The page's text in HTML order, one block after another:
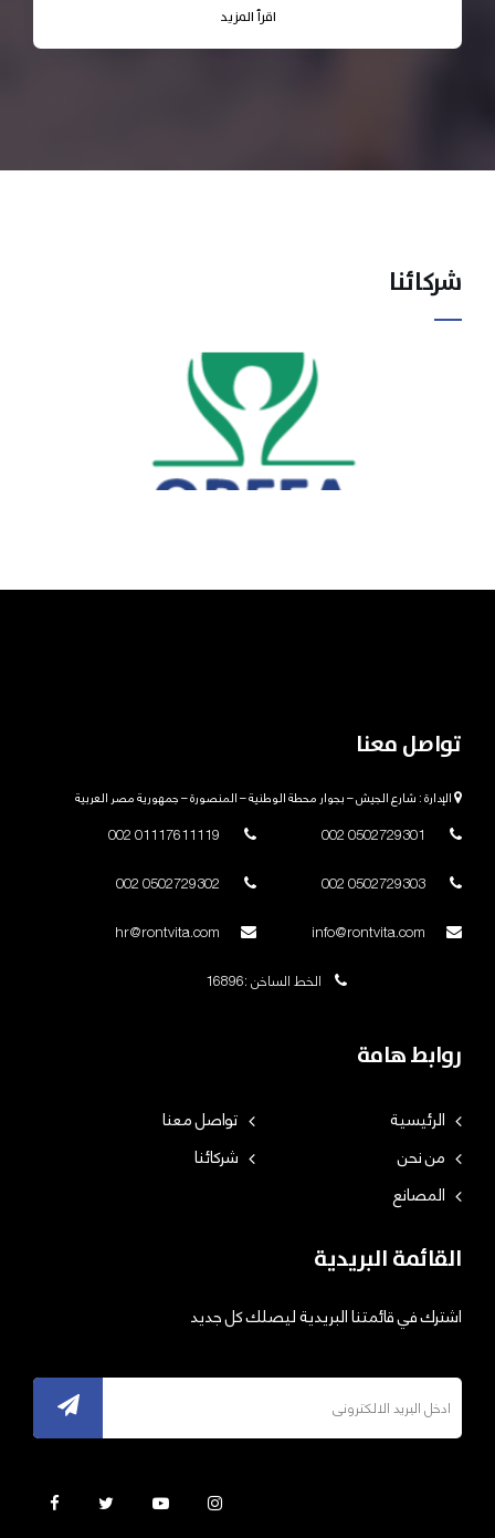
اقرأ المزيد
شركائنا
تواصل معنا
الإدارة : شارع الجيش – بجوار محطة الوطنية – المنصورة – جمهورية مصر العربية
الخط الساخن :16896
روابط هامة
الرئيسية
تواصل معنا
من نحن
شركائنا
المصانع
القائمة البريدية
اشترك في قائمتنا البريدية ليصلك كل جديد